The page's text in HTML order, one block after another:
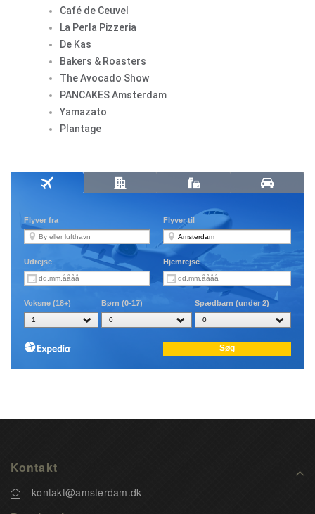
Café de Ceuvel
La Perla Pizzeria
De Kas
Bakers & Roasters
The Avocado Show
PANCAKES Amsterdam
Yamazato
Plantage
Kontakt
kontakt@amsterdam.dk